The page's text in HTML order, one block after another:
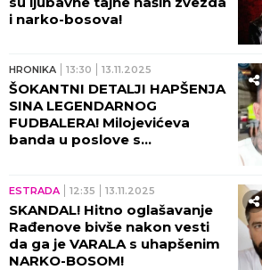
i narko-bosova!
HRONIKA 13:30 13.11.2025
ŠOKANTNI DETALJI HAPŠENJA
SINA LEGENDARNOG
FUDBALERA! Milojevićeva
banda u poslove s
ESTRADA 12:35 13.11.2025
SKANDAL! Hitno oglašavanje
Rađenove bivše nakon vesti
da ga je VARALA s uhapšenim
NARKO-BOSOM!